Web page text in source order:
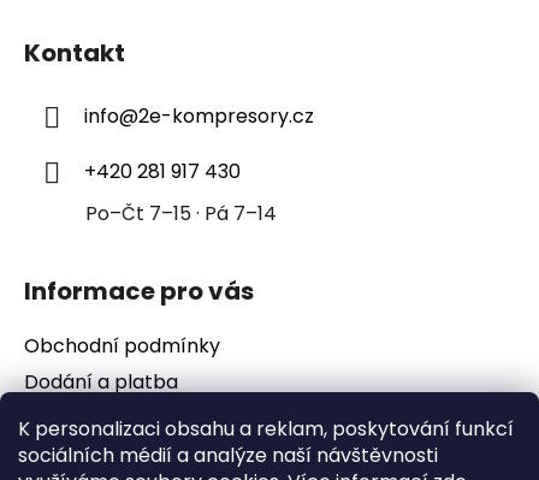
K personalizaci obsahu a reklam, poskytování funkcí
sociálních médií a analýze naší návštěvnosti
Kontakt
info@2e-kompresory.cz
+420 281 917 430
Po–Čt 7–15 · Pá 7–14
Informace pro vás
Obchodní podmínky
Dodání a platba
Podmínky ochrany osobních údajů